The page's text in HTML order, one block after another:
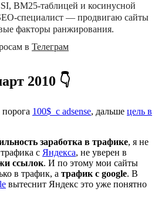
BM25-таблицей и косинусной
специалист — продвигаю сайты
факторы ранжирования.
в Телеграм
2010 👇
100$ с adsense, дальше цель в
заработка в трафике, я не
с Яндекса, не уверен в
ссылок. И по этому мои сайты
в трафик, а трафик с google. В
вытеснит Яндекс это уже понятно